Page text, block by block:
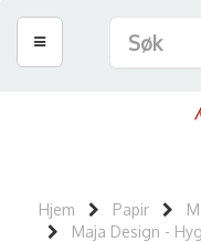
Hjem Papir
Maja Design -